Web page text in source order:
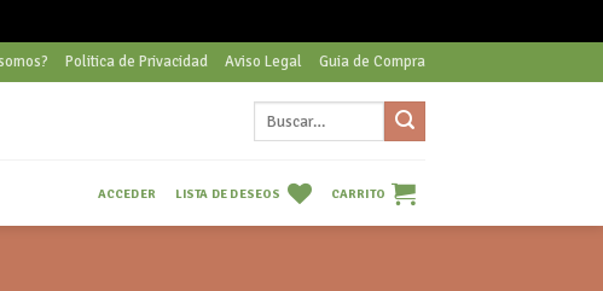
Politica de Privacidad Aviso Legal Guia de Compra
ACCEDER LISTA DE DESEOS CARRITO